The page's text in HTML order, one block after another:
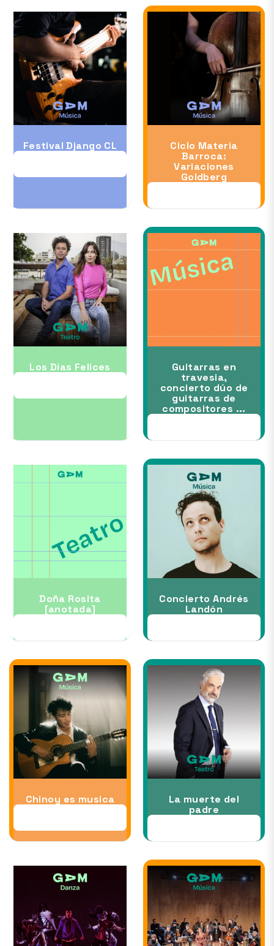
Festival Django CL
Ciclo Materia
Barroca:
Variaciones
Goldberg
Los Días Felices
Guitarras en
travesia,
concierto dúo de
guitarras de
compositores ...
Doña Rosita
[anotada]
Concierto Andrés
Landón
Chinoy es musica
La muerte del
padre